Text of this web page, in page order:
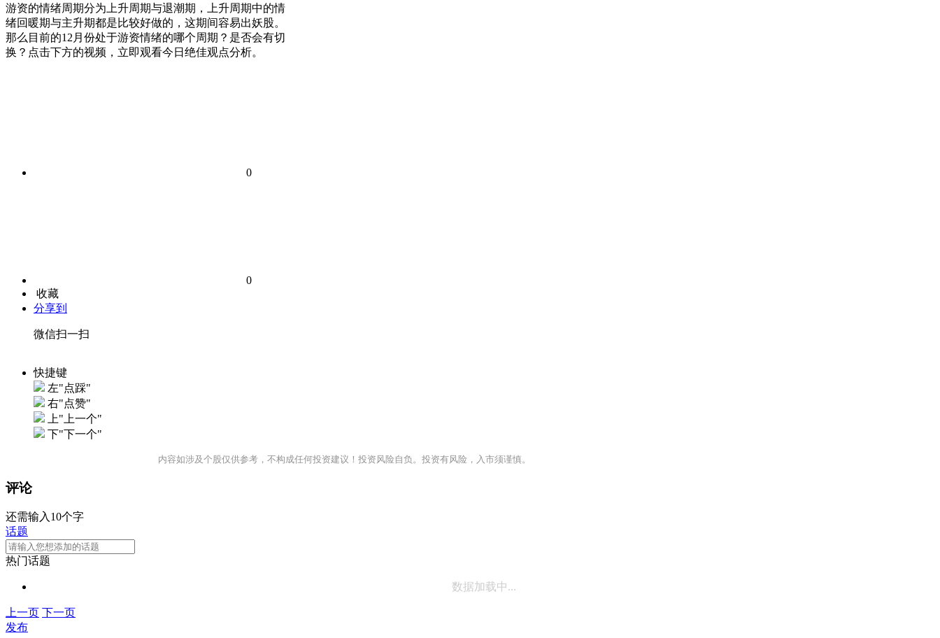
游资的情绪周期分为上升周期与退潮期，上升周期中的情
绪回暖期与主升期都是比较好做的，这期间容易出妖股。
那么目前的12月份处于游资情绪的哪个周期？是否会有切
换？点击下方的视频，立即观看今日绝佳观点分析。
0
0
收藏
分享到
微信扫一扫
快捷键
左"点踩"
右"点赞"
上"上一个"
下"下一个"
内容如涉及个股仅供参考，不构成任何投资建议！投资风险自负。投资有风险，入市须谨慎。
评论
还需输入10个字
话题
热门话题
数据加载中...
上一页 下一页
发布